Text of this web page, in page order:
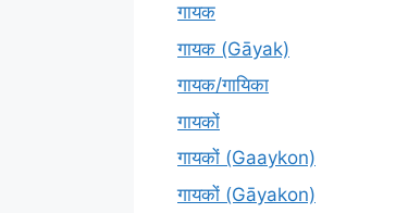
गायक
गायक (Gāyak)
गायक/गायिका
गायकों
गायकों (Gaaykon)
गायकों (Gāyakon)